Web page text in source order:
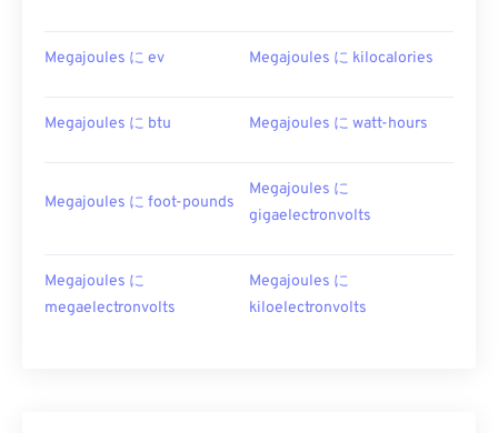
Megajoules に ev Megajoules に kilocalories
Megajoules に btu Megajoules に watt-hours
Megajoules に foot-pounds
Megajoules に
gigaelectronvolts
Megajoules に
megaelectronvolts
Megajoules に
kiloelectronvolts